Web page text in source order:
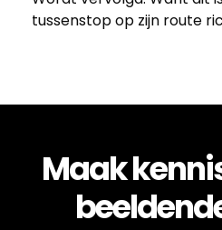
n
S
tussenstop op zijn route
Maak